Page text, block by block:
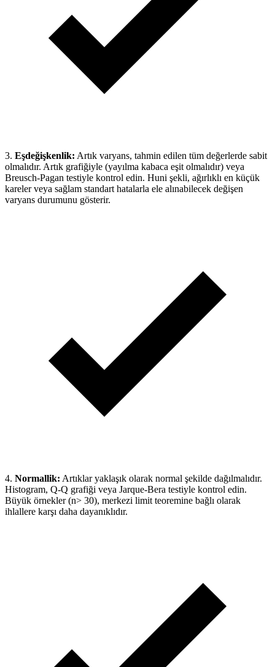
3. Eşdeğişkenlik: Artık varyans, tahmin edilen tüm değerlerde sabit
olmalıdır. Artık grafiğiyle (yayılma kabaca eşit olmalıdır) veya
Breusch-Pagan testiyle kontrol edin. Huni şekli, ağırlıklı en küçük
kareler veya sağlam standart hatalarla ele alınabilecek değişen
varyans durumunu gösterir.
4. Normallik: Artıklar yaklaşık olarak normal şekilde dağılmalıdır.
Histogram, Q-Q grafiği veya Jarque-Bera testiyle kontrol edin.
Büyük örnekler (n> 30), merkezi limit teoremine bağlı olarak
ihlallere karşı daha dayanıklıdır.